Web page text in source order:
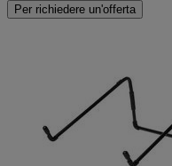
Per richiedere un'offerta